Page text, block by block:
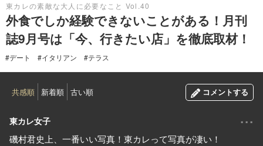
東カレの素敵な大人に必要なこと Vol.40
外食でしか経験できないことがある！月刊
誌9月号は「今、行きたい店」を徹底取材！
#デート #イタリアン #テラス
共感順 新着順 古い順 コメントする
東カレ女子 ...
磯村君史上、一番いい写真！東カレって写真が凄い！